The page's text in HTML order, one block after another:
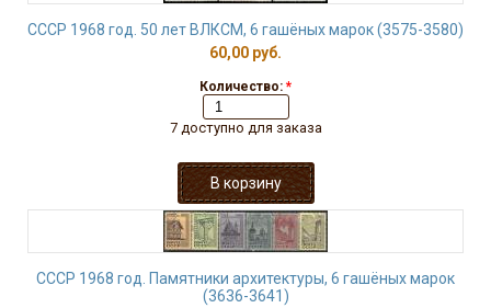
СССР 1968 год. 50 лет ВЛКСМ, 6 гашёных марок (3575-3580)
60,00 руб.
Количество: *
7 доступно для заказа
СССР 1968 год. Памятники архитектуры, 6 гашёных марок
(3636-3641)